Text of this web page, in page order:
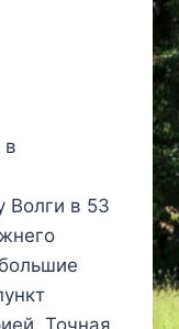
в
Волги в 53
Точная